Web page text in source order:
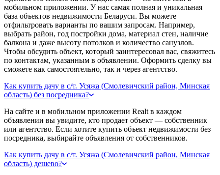
мобильном приложении. У нас самая полная и уникальная
база объектов недвижимости Беларуси. Вы можете
отфильтровать варианты по вашим запросам. Например,
выбрать район, год постройки дома, материал стен, наличие
балкона и даже высоту потолков и количество санузлов.
Чтобы обсудить объект, который заинтересовал вас, свяжитесь
по контактам, указанным в объявлении. Оформить сделку вы
сможете как самостоятельно, так и через агентство.
Как купить дачу в с/т. Усяжа (Смолевичский район, Минская
область) без посредника?
На сайте и в мобильном приложении Realt в каждом
объявлении вы увидите, кто продает объект — собственник
или агентство. Если хотите купить объект недвижимости без
посредника, выбирайте объявления от собственников.
Как купить дачу в с/т. Усяжа (Смолевичский район, Минская
область) дешево?